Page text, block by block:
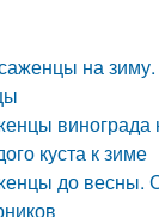
на
винограда
куста к зиме
до весны.